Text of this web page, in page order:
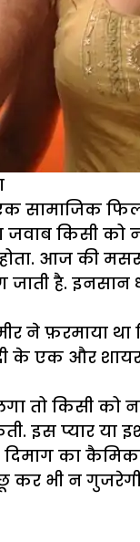
किसी को
आज की
है. इनसान
ने फ़रमाया था
के एक और
लगा तो किसी
इस प्यार या
का कैमिकल
कर भी न